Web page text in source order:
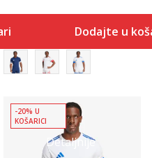
Dodajte u
Detaljnije
-20% U
KOŠARICI